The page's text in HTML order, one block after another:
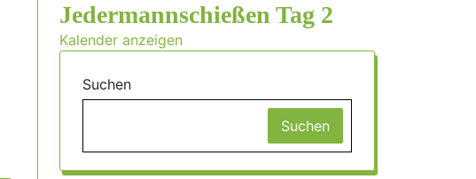
Jedermannschießen Tag 2
Kalender anzeigen
Suchen
Suchen